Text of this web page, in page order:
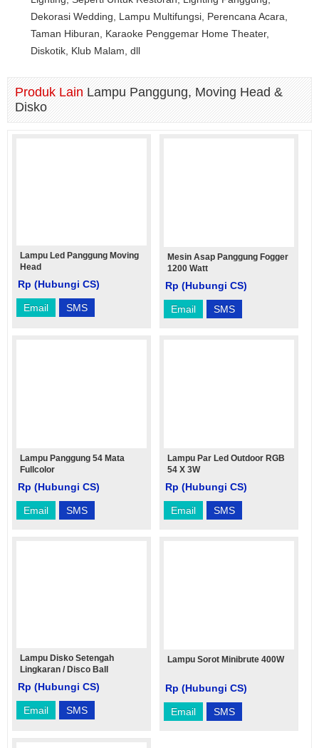
Dekorasi Wedding, Lampu Multifungsi, Perencana Acara,
Taman Hiburan, Karaoke Penggemar Home Theater,
Diskotik, Klub Malam, dll
Produk LainLampu Panggung, Moving Head &
Disko
Lampu Led Panggung Moving
Head
Rp (Hubungi CS)
Email SMS
Mesin Asap Panggung Fogger
1200 Watt
Rp (Hubungi CS)
Email SMS
Lampu Panggung 54 Mata
Fullcolor
Rp (Hubungi CS)
Email SMS
Lampu Par Led Outdoor RGB
54 X 3W
Rp (Hubungi CS)
Email SMS
Lampu Disko Setengah
Lingkaran / Disco Ball
Rp (Hubungi CS)
Email SMS
Lampu Sorot Minibrute 400W
Rp (Hubungi CS)
Email SMS